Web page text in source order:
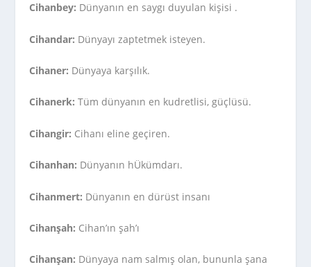
Cihanbey: Dünyanın en saygı duyulan kişisi .
Cihandar: Dünyayı zaptetmek isteyen.
Cihaner: Dünyaya karşılık.
Cihanerk: Tüm dünyanın en kudretlisi, güçlüsü.
Cihangir: Cihanı eline geçiren.
Cihanhan: Dünyanın hÜkümdarı.
Cihanmert: Dünyanın en dürüst insanı
Cihanşah: Cihan’ın şah’ı
Cihanşan: Dünyaya nam salmış olan, bununla şana